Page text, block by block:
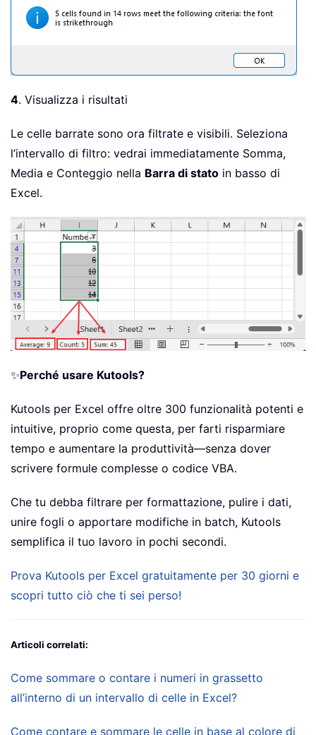
4. Visualizza i risultati
Le celle barrate sono ora filtrate e visibili. Seleziona
l’intervallo di filtro: vedrai immediatamente Somma,
Media e Conteggio nella Barra di stato in basso di
Excel.
✨Perché usare Kutools?
Kutools per Excel offre oltre 300 funzionalità potenti e
intuitive, proprio come questa, per farti risparmiare
tempo e aumentare la produttività—senza dover
scrivere formule complesse o codice VBA.
Che tu debba filtrare per formattazione, pulire i dati,
unire fogli o apportare modifiche in batch, Kutools
semplifica il tuo lavoro in pochi secondi.
Prova Kutools per Excel gratuitamente per 30 giorni e
scopri tutto ciò che ti sei perso!
Articoli correlati:
Come sommare o contare i numeri in grassetto
all’interno di un intervallo di celle in Excel?
Come contare e sommare le celle in base al colore di